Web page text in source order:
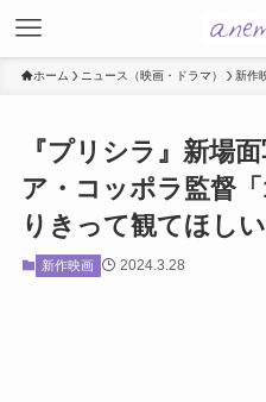
ホーム ニュース（映画・ドラマ） 新作
『プリシラ』新場
ア・コッポラ監督
りきって観てほしい
新作映画 2024.3.28